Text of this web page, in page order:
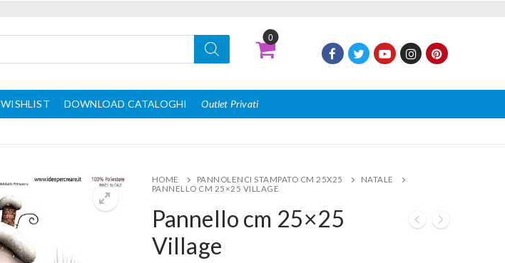
0
WISHLIST DOWNLOAD CATALOGHI Outlet Privati
HOME PANNOLENCI STAMPATO CM 25X25
NATALE
PANNELLO CM 25×25 VILLAGE
Pannello cm 25×25
Village